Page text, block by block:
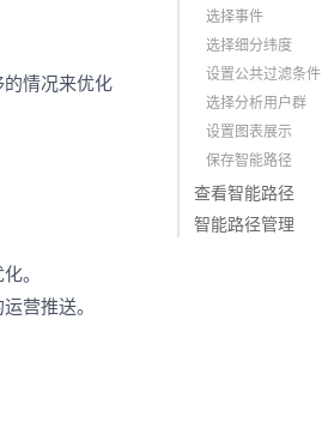
情况来优化
。
营推送。
选择事件
选择细分纬度
设置公共过滤条件
选择分析用户群
设置图表展示
保存智能路径
查看智能路径
智能路径管理